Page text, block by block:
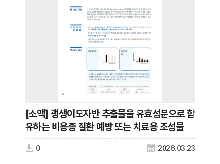
[소액] 괭생이모자반 추출물을 유효성분으로 함
유하는 비용종 질환 예방 또는 치료용 조성물
0 2026.03.23